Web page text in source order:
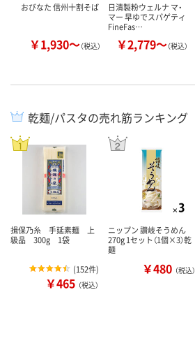
おびなた 信州十割そば
￥1,930～（税込）
日清製粉ウェルナ マ・
マー 早ゆでスパゲティ
FineFas…
￥2,779～（税込）
乾麺/パスタの売れ筋ランキング
揖保乃糸 手延素麺 上
級品 300g 1袋
(152件)
￥465 （税込）
ニップン 讃岐そうめん
270g 1セット（1個×3）乾
麺
￥480 （税込）